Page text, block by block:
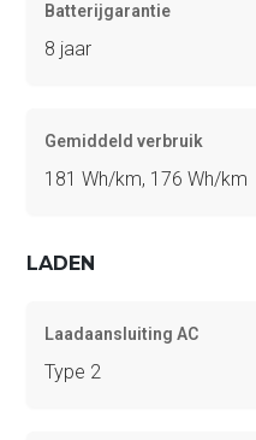
Batterijgarantie
8 jaar
Gemiddeld verbruik
181 Wh/km, 176 Wh/km
LADEN
Laadaansluiting AC
Type 2